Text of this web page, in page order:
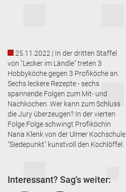
25.11.2022 | In der dritten Staffel
von "Lecker im Ländle" treten 3
Hobbyköche gegen 3 Profiköche an.
Sechs leckere Rezepte - sechs
spannende Folgen zum Mit- und
Nachkochen. Wer kann zum Schluss
die Jury überzeugen? In der vierten
Folge Folge schwingt Profiköchin
Nana Klenk von der Ulmer Kochschule
"Siedepunkt" kunstvoll den Kochlöffel.
Interessant? Sag's weiter: